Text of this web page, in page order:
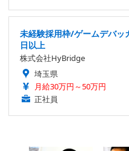
未経験採用枠/ゲームデバ
日以上
株式会社HyBridge
埼玉県
月給30万円～50万円
正社員